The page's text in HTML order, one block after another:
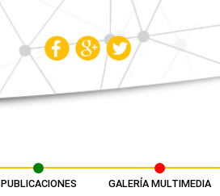
PUBLICACIONES GALERÍA MULTIMEDIA